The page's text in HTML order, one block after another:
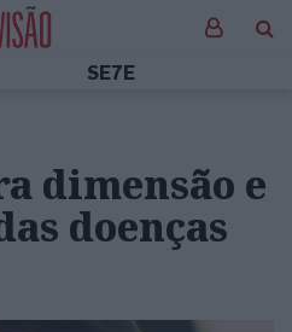
SE7E
dimensão e
doenças